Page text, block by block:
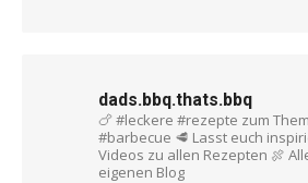
dads.bbq.thats.bbq
🍗 #leckere #rezepte zum
#barbecue 🥩 Lasst euch
Videos zu allen Rezepten 🍖
eigenen Blog